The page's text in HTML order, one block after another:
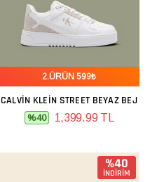
2.ÜRÜN 599₺
CALVIN KLEIN STREET BEYAZ BEJ
%40 1,399.99 TL
%40
İNDİRİM